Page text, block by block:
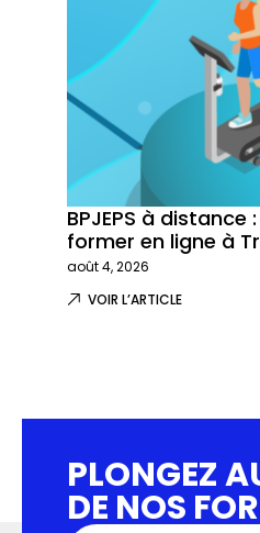
BPJEPS à
former en ligne à
août 4, 2026
VOIR L’ARTICLE
PLONGEZ
DE NOS